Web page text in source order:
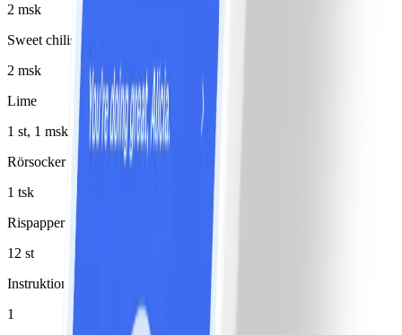
2 msk
Sweet chilisås
2 msk
Lime
1 st, 1 msk saft
Rörsocker
1 tsk
Rispapper
12 st
Instruktioner
1